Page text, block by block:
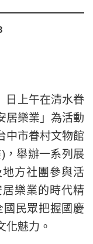
日上午在清水眷
居樂業」為活動
中市眷村文物館
，舉辦一系列展
方社團參與活
樂業的時代精
民眾把握國慶
化魅力。